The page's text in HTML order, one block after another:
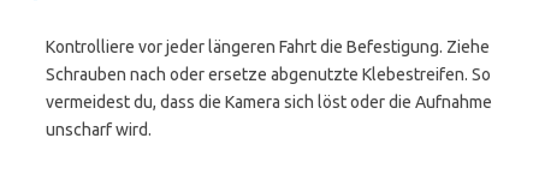
Kontrolliere vor jeder längeren Fahrt die Befestigung. Ziehe
Schrauben nach oder ersetze abgenutzte Klebestreifen. So
vermeidest du, dass die Kamera sich löst oder die Aufnahme
unscharf wird.